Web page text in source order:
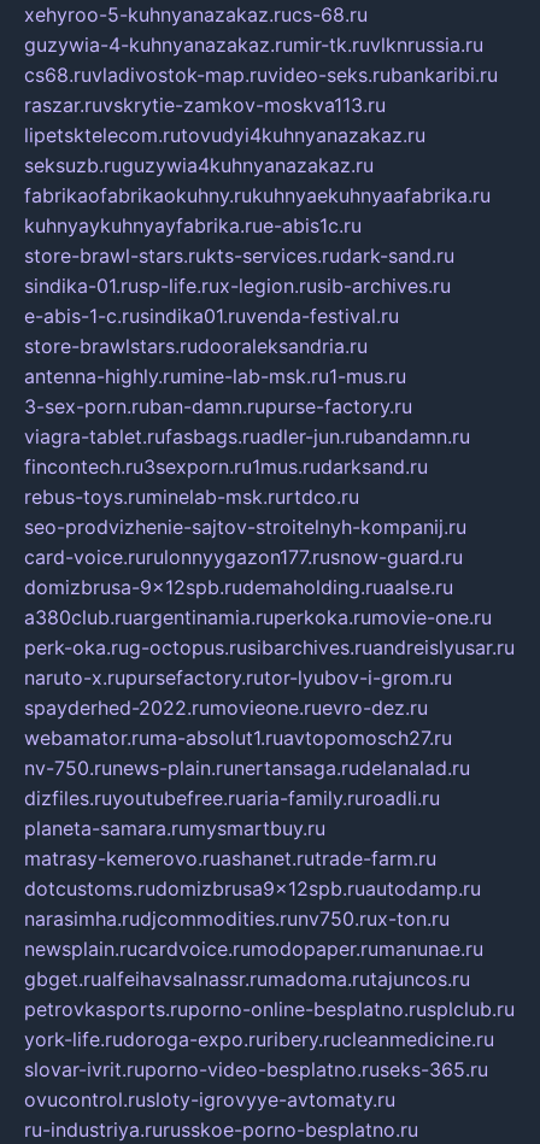
xehyroo-5-kuhnyanazakaz.rucs-68.ru
guzywia-4-kuhnyanazakaz.rumir-tk.ruvlknrussia.ru
cs68.ruvladivostok-map.ruvideo-seks.rubankaribi.ru
raszar.ruvskrytie-zamkov-moskva113.ru
lipetsktelecom.rutovudyi4kuhnyanazakaz.ru
seksuzb.ruguzywia4kuhnyanazakaz.ru
fabrikaofabrikaokuhny.rukuhnyaekuhnyaafabrika.ru
kuhnyaykuhnyayfabrika.rue-abis1c.ru
store-brawl-stars.rukts-services.rudark-sand.ru
sindika-01.rusp-life.rux-legion.rusib-archives.ru
e-abis-1-c.rusindika01.ruvenda-festival.ru
store-brawlstars.rudooraleksandria.ru
antenna-highly.rumine-lab-msk.ru1-mus.ru
3-sex-porn.ruban-damn.rupurse-factory.ru
viagra-tablet.rufasbags.ruadler-jun.rubandamn.ru
fincontech.ru3sexporn.ru1mus.rudarksand.ru
rebus-toys.ruminelab-msk.rurtdco.ru
seo-prodvizhenie-sajtov-stroitelnyh-kompanij.ru
card-voice.rurulonnyygazon177.rusnow-guard.ru
domizbrusa-9x12spb.rudemaholding.ruaalse.ru
a380club.ruargentinamia.ruperkoka.rumovie-one.ru
perk-oka.rug-octopus.rusibarchives.ruandreislyusar.ru
naruto-x.rupursefactory.rutor-lyubov-i-grom.ru
spayderhed-2022.rumovieone.ruevro-dez.ru
webamator.ruma-absolut1.ruavtopomosch27.ru
nv-750.runews-plain.runertansaga.rudelanalad.ru
dizfiles.ruyoutubefree.ruaria-family.ruroadli.ru
planeta-samara.rumysmartbuy.ru
matrasy-kemerovo.ruashanet.rutrade-farm.ru
dotcustoms.rudomizbrusa9x12spb.ruautodamp.ru
narasimha.rudjcommodities.runv750.rux-ton.ru
newsplain.rucardvoice.rumodopaper.rumanunae.ru
gbget.rualfeihavsalnassr.rumadoma.rutajuncos.ru
petrovkasports.ruporno-online-besplatno.rusplclub.ru
york-life.rudoroga-expo.ruribery.rucleanmedicine.ru
slovar-ivrit.ruporno-video-besplatno.ruseks-365.ru
ovucontrol.rusloty-igrovyye-avtomaty.ru
ru-industriya.rurusskoe-porno-besplatno.ru